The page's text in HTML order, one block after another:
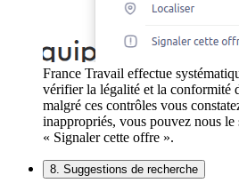
France Travail effectue
vérifier la légalité et la conformité
malgré ces contrôles vous
inappropriés, vous pouvez nous
« Signaler cette offre ».
8. Suggestions de recherche